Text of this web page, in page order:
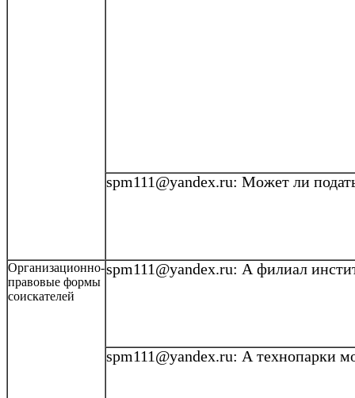
spm111@yandex.ru: Может ли
Организационно-
правовые формы
соискателей
spm111@yandex.ru: А филиал
spm111@yandex.ru: А технопарки